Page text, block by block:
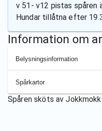
v 51- v12 pistas spåren
Hundar tillåtna efter
Information om
Belysningsinformation
Spårkartor
Spåren sköts av